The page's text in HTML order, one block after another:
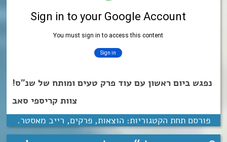
נפגש ביום ראשון עם עוד פרק טעים ומותח של שנ”ס!
צוות קריספי סאב
פורסם תחת הקטגוריות: הוצאות,פרקים, רייב מאסטר.